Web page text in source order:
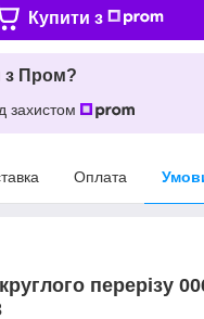
Купити з
з Пром?
захистом
Оплата
перерізу